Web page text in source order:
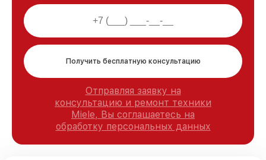
Получить бесплатную консультацию
Отправляя заявку на
консультацию и ремонт техники
Miele, Вы соглашаетесь на
обработку персональных данных